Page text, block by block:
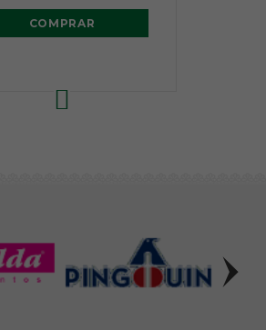
R$ 2,95 R$ 2,95
COMPRAR